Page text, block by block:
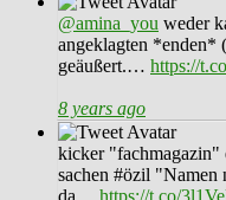
@amina_you weder
angeklagten *enden*
geäußert.… https://
8 years ago
kicker "fachmagazin"
sachen #özil "Namen